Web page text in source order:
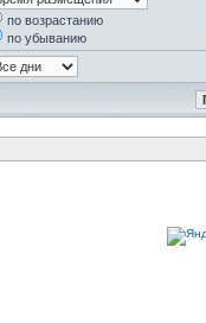
по возрастанию
по убыванию